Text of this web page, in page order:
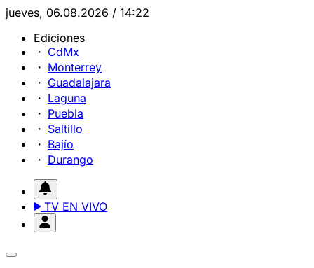
jueves, 06.08.2026 / 14:22
Ediciones
CdMx
Monterrey
Guadalajara
Laguna
Puebla
Saltillo
Bajío
Durango
TV EN VIVO